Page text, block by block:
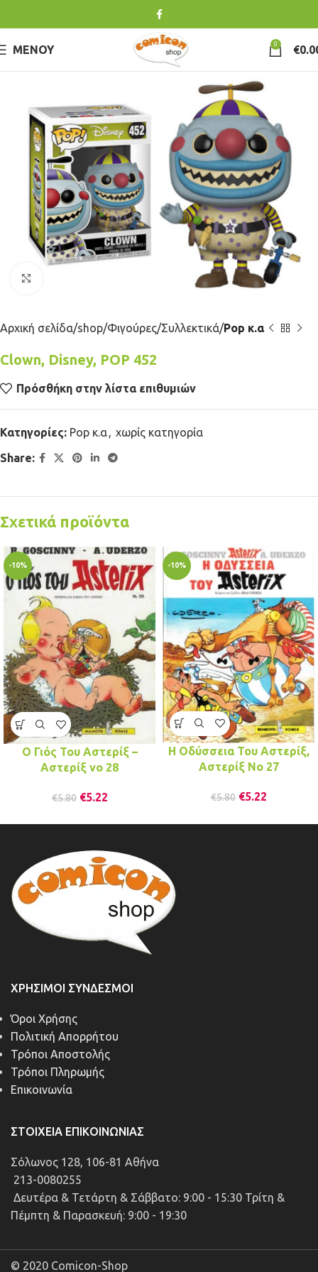
ΜΕΝΟΎ 0 €
Αρχική σελίδα shop Φιγούρες Συλλεκτικά Pop κ.α
Clown, Disney, POP 452
Πρόσθήκη στην λίστα επιθυμιών
Κατηγορίες: Pop κ.α, χωρίς κατηγορία
Share:
Σχετικά προϊόντα
-10%
Ο Γιός Του Αστερίξ –
Αστερίξ νo 28
€5.80 €5.22
-10%
Η Οδύσσεια Του Αστερίξ,
Αστερίξ No 27
€5.80 €5.22
ΧΡΉΣΙΜΟΙ ΣΎΝΔΕΣΜΟΙ
Όροι Χρήσης
Πολιτική Απορρήτου
Τρόποι Αποστολής
Τρόποι Πληρωμής
Επικοινωνία
ΣΤΟΙΧΕΊΑ ΕΠΙΚΟΙΝΩΝΊΑΣ
Σόλωνος 128, 106-81 Αθήνα
213-0080255
Δευτέρα & Τετάρτη & Σάββατο: 9:00 - 15:30 Τρίτη &
Πέμπτη & Παρασκευή: 9:00 - 19:30
© 2020 Comicon-Shop